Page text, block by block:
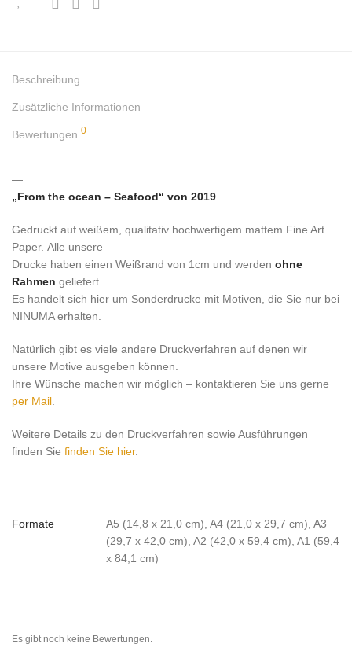
Beschreibung
Zusätzliche Informationen
Bewertungen 0
—
„From the ocean – Seafood“ von 2019
Gedruckt auf weißem, qualitativ hochwertigem mattem Fine Art
Paper. Alle unsere
Drucke haben einen Weißrand von 1cm und werden ohne
Rahmen geliefert.
Es handelt sich hier um Sonderdrucke mit Motiven, die Sie nur bei
NINUMA erhalten.
Natürlich gibt es viele andere Druckverfahren auf denen wir
unsere Motive ausgeben können.
Ihre Wünsche machen wir möglich – kontaktieren Sie uns gerne
per Mail
Weitere Details zu den Druckverfahren sowie Ausführungen
finden Sie finden Sie hier.
Formate
A5 (14,8 x 21,0 cm), A4 (21,0 x 29,7 cm), A3
(29,7 x 42,0 cm), A2 (42,0 x 59,4 cm), A1 (59,4
x 84,1 cm)
Es gibt noch keine Bewertungen.